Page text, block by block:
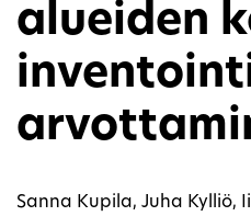
alueiden
Sanna Kupila, Juha Kylliö,